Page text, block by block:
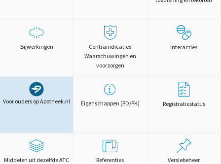
Bijwerkingen
Contraindicaties
Waarschuwingen en
voorzorgen
Interacties
Voor ouders op Apotheek.nl Eigenschappen (PD/PK) Registratiestatus
Middelen uit dezelfde ATC
Referenties Versiebeheer